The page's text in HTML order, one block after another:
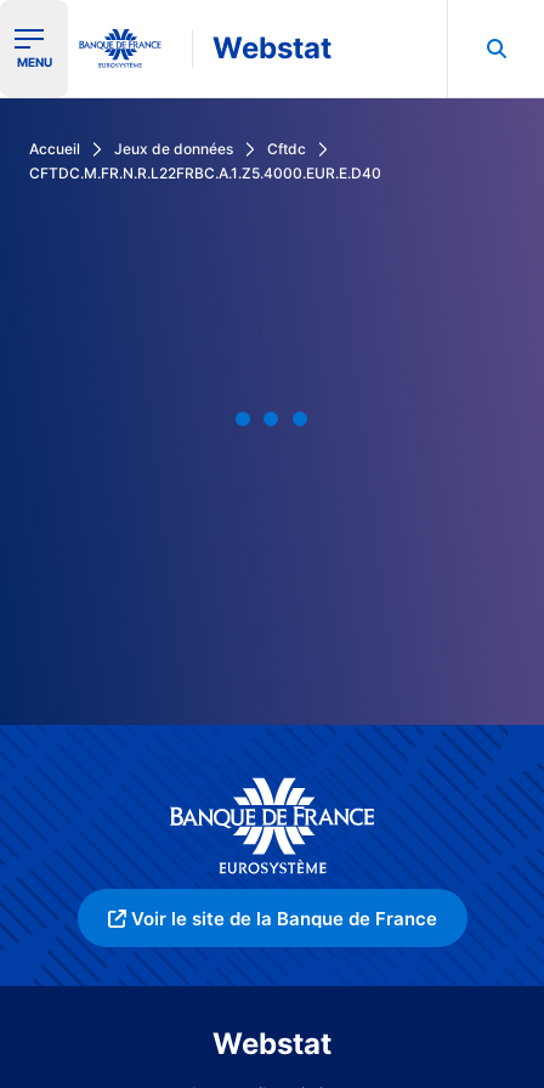
Ouvrir le menu de navigation
MENU Webstat
Accueil Jeux de données
Cftdc
CFTDC.M.FR.N.R.L22FRBC.A.1.Z5.4000.EUR.E.D40
Voir le site de la Banque de France
Webstat